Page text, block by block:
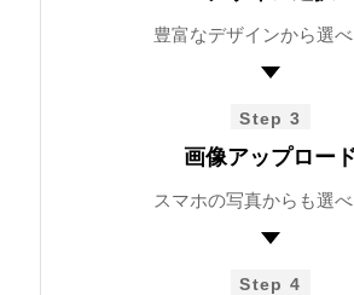
豊富なデザインから選
Step 3
画像アップロー
スマホの写真からも選
Step 4